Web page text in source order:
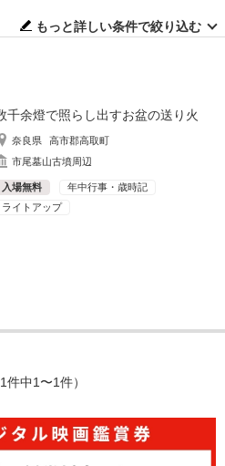
もっと詳しい条件で絞り込む
千余燈で照らし出すお盆の送り火
奈良県
高市郡高取町
市尾墓山古墳周辺
入場無料
年中行事・歳時記
ライトアップ
1件中1〜1件）